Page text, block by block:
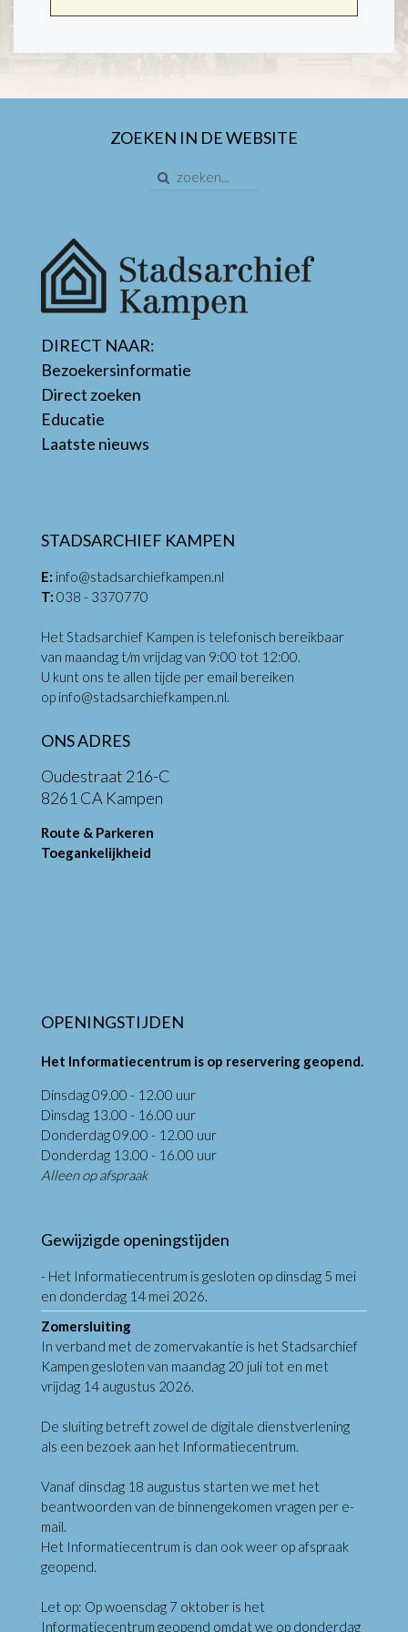
ZOEKEN IN DE WEBSITE
DIRECT NAAR:
Bezoekersinformatie
Direct zoeken
Educatie
Laatste nieuws
STADSARCHIEF KAMPEN
E: info@stadsarchiefkampen.nl
T: 038 - 3370770
Het Stadsarchief Kampen is telefonisch bereikbaar
van maandag t/m vrijdag van 9:00 tot 12:00.
U kunt ons te allen tijde per email bereiken
op info@stadsarchiefkampen.nl.
ONS ADRES
Oudestraat 216-C
8261 CA Kampen
Route & Parkeren
Toegankelijkheid
OPENINGSTIJDEN
Het Informatiecentrum is op reservering geopend.
Dinsdag 09.00 - 12.00 uur
Dinsdag 13.00 - 16.00 uur
Donderdag 09.00 - 12.00 uur
Donderdag 13.00 - 16.00 uur
Alleen op afspraak
Gewijzigde openingstijden
- Het Informatiecentrum is gesloten op dinsdag 5 mei
en donderdag 14 mei 2026.
Zomersluiting
In verband met de zomervakantie is het Stadsarchief
Kampen gesloten van maandag 20 juli tot en met
vrijdag 14 augustus 2026.
De sluiting betreft zowel de digitale dienstverlening
als een bezoek aan het Informatiecentrum.
Vanaf dinsdag 18 augustus starten we met het
beantwoorden van de binnengekomen vragen per e-
mail.
Het Informatiecentrum is dan ook weer op afspraak
geopend.
Let op: Op woensdag 7 oktober is het
Informatiecentrum geopend omdat we op donderdag